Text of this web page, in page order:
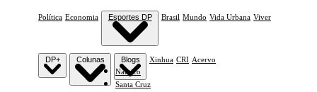
Política Economia Esportes DP
Náutico
Santa Cruz
Brasil Mundo Vida Urbana Viver
DP+ Colunas Blogs Xinhua CRI Acervo